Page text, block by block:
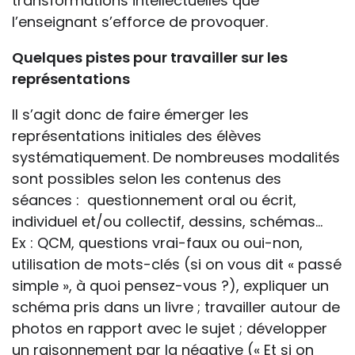
l’enseignant s’efforce de provoquer.
Quelques pistes pour travailler sur les
représentations
Il s’agit donc de faire émerger les
représentations initiales des élèves
systématiquement. De nombreuses modalités
sont possibles selon les contenus des
séances : questionnement oral ou écrit,
individuel et/ou collectif, dessins, schémas...
Ex : QCM, questions vrai-faux ou oui-non,
utilisation de mots-clés (si on vous dit « passé
simple », à quoi pensez-vous ?), expliquer un
schéma pris dans un livre ; travailler autour de
photos en rapport avec le sujet ; développer
un raisonnement par la négative (« Et si on